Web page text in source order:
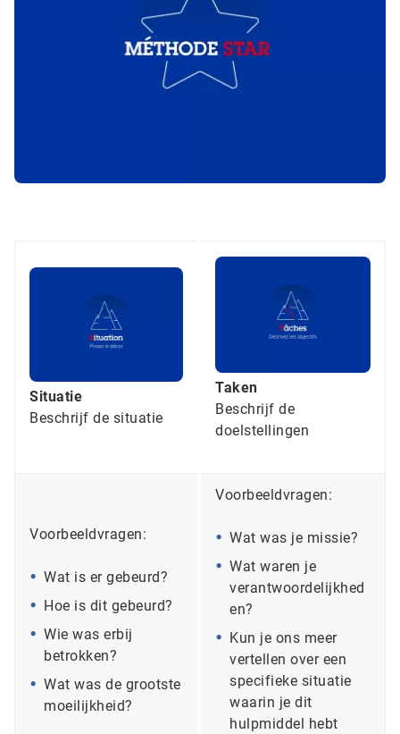
Situatie
Beschrijf de situatie
Taken
Beschrijf de
doelstellingen
Voorbeeldvragen:
Wat is er gebeurd?
Hoe is dit gebeurd?
Wie was erbij
betrokken?
Wat was de grootste
moeilijkheid?
Voorbeeldvragen:
Wat was je missie?
Wat waren je
verantwoordelijkhed
en?
Kun je ons meer
vertellen over een
specifieke situatie
waarin je dit
hulpmiddel hebt